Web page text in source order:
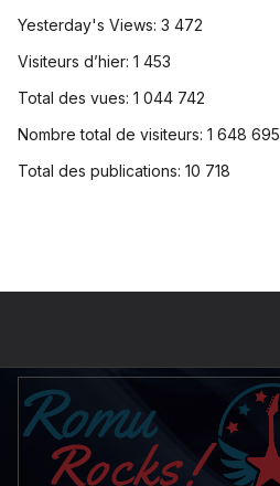
Yesterday's Views: 3 472
Visiteurs d’hier: 1 453
Total des vues: 1 044 742
Nombre total de visiteurs: 1 648 695
Total des publications: 10 718